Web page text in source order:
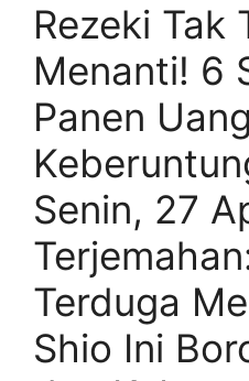
Rezeki Tak
Menanti! 6
Panen
Senin, 27
Terduga
Shio Ini